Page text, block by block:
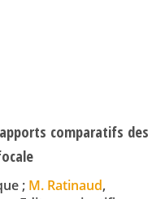
comparatifs des
; M. Ratinaud,